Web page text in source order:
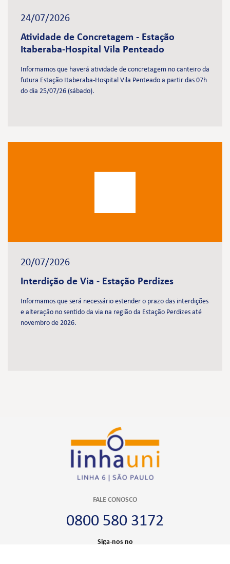
24/07/2026
Atividade de Concretagem - Estação
Itaberaba-Hospital Vila Penteado
Informamos que haverá atividade de concretagem no canteiro da
futura Estação Itaberaba-Hospital Vila Penteado a partir das 07h
do dia 25/07/26 (sábado).
20/07/2026
Interdição de Via - Estação Perdizes
Informamos que será necessário estender o prazo das interdições
e alteração no sentido da via na região da Estação Perdizes até
novembro de 2026.
FALE CONOSCO
0800 580 3172
Siga-nos no